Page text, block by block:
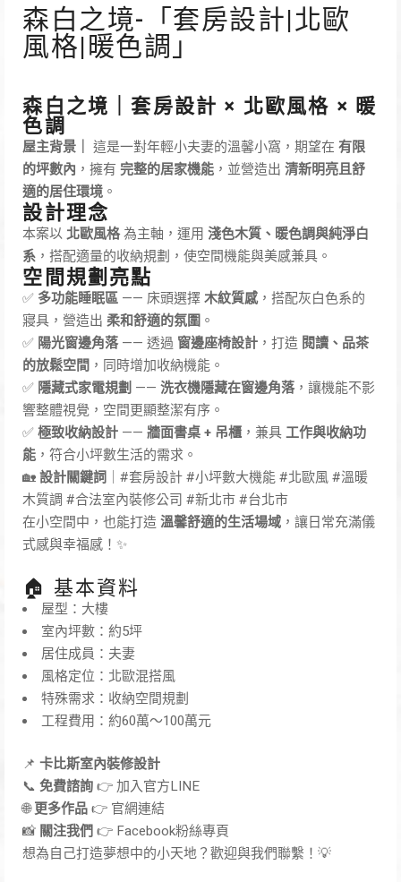
森白之境-「套房設計|北歐
風格|暖色調」
森白之境｜套房設計 × 北歐風格 × 暖
色調
屋主背景｜ 這是一對年輕小夫妻的溫馨小窩，期望在有限
的坪數內 ，擁有完整的居家機能 ，並營造出清新明亮且舒
適的居住環境 。
設計理念
本案以北歐風格為主軸，運用淺色木質、暖色調與純淨白
系 ，搭配適量的收納規劃，使空間機能與美感兼具。
空間規劃亮點
✅ 多功能睡眠區 —— 床頭選擇木紋質感，搭配灰白色系的
寢具，營造出柔和舒適的氛圍 。
✅ 陽光窗邊角落—— 透過 窗邊座椅設計 ，打造 閱讀、品茶
的放鬆空間 ，同時增加收納機能。
✅ 隱藏式家電規劃 ——洗衣機隱藏在窗邊角落，讓機能不影
響整體視覺，空間更顯整潔有序。
✅極致收納設計 ——牆面書桌 + 吊櫃 ，兼具工作與收納功
能 ，符合小坪數生活的需求。
🏡設計關鍵詞 ｜#套房設計 #小坪數大機能 #北歐風 #溫暖
木質調 #合法室內裝修公司 #新北市 #台北市
在小空間中，也能打造溫馨舒適的生活場域 ，讓日常充滿儀
式感與幸福感！✨
🏠 基本資料
屋型：大樓
室內坪數：約5坪
居住成員：夫妻
風格定位：北歐混搭風
特殊需求：收納空間規劃
工程費用：約60萬～100萬元
📌卡比斯室內裝修設計
📞免費諮詢👉加入官方LINE
🌐更多作品👉 官網連結
📸 關注我們👉 Facebook粉絲專頁
想為自己打造夢想中的小天地？歡迎與我們聯繫！💡